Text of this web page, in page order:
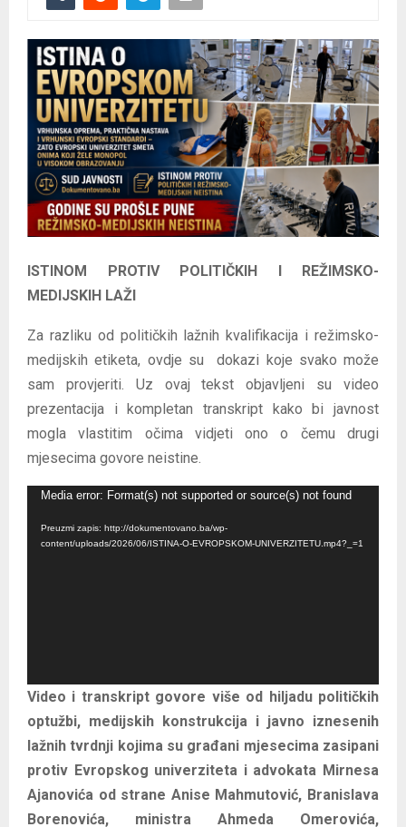
E
ISTINOM PROTIV POLITIČKIH I REŽIMSKO-
MEDIJSKIH LAŽI
Za razliku od političkih lažnih kvalifikacija i režimsko-
medijskih etiketa, ovdje su dokazi koje svako može
sam provjeriti. Uz ovaj tekst objavljeni su video
prezentacija i kompletan transkript kako bi javnost
mogla vlastitim očima vidjeti ono o čemu drugi
mjesecima govore neistine.
t
o
r
v
i
d
Media error: Format(s) not supported or source(s) not found
Preuzmi zapis: http://dokumentovano.ba/wp-
content/uploads/2026/06/ISTINA-O-EVROPSKOM-UNIVERZITETU.mp4?_=1
Video i transkript govore više od hiljadu političkih
optužbi, medijskih konstrukcija i javno iznesenih
lažnih tvrdnji kojima su građani mjesecima zasipani
protiv Evropskog univerziteta i advokata Mirnesa
Ajanovića od strane Anise Mahmutović, Branislava
Borenovića, ministra Ahmeda Omerovića,